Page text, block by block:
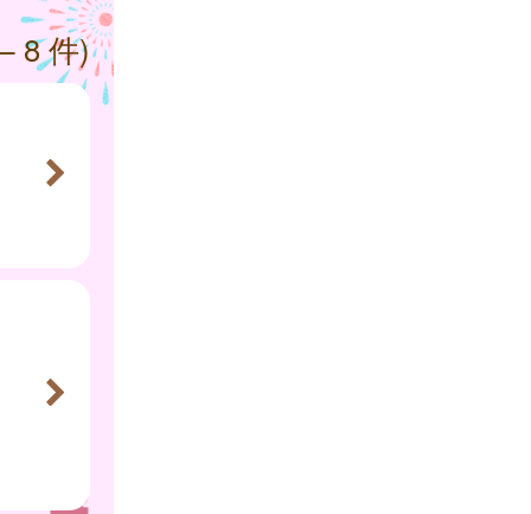
8 件)